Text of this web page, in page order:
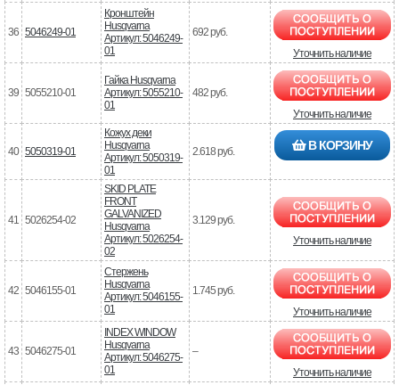
36 5046249-01
Кронштейн
Husqvarna
Артикул: 5046249-
01
692 руб.
Уточнить наличие
39 5055210-01
Гайка Husqvarna
Артикул: 5055210-
01
482 руб.
Уточнить наличие
40 5050319-01
Кожух деки
Husqvarna
Артикул: 5050319-
01
2.618 руб. В КОРЗИНУ
41 5026254-02
SKID PLATE
FRONT
GALVANIZED
Husqvarna
Артикул: 5026254-
02
3.129 руб.
Уточнить наличие
42 5046155-01
Стержень
Husqvarna
Артикул: 5046155-
01
1.745 руб.
Уточнить наличие
43 5046275-01
INDEX WINDOW
Husqvarna
Артикул: 5046275-
01
–
Уточнить наличие